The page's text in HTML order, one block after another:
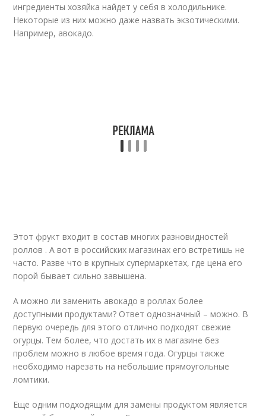
ингредиенты хозяйка найдет у себя в холодильнике.
Некоторые из них можно даже назвать экзотическими.
Например, авокадо.
Этот фрукт входит в состав многих разновидностей
роллов . А вот в российских магазинах его встретишь не
часто. Разве что в крупных супермаркетах, где цена его
порой бывает сильно завышена.
А можно ли заменить авокадо в роллах более
доступными продуктами? Ответ однозначный – можно. В
первую очередь для этого отлично подходят свежие
огурцы. Тем более, что достать их в магазине без
проблем можно в любое время года. Огурцы также
необходимо нарезать на небольшие прямоугольные
ломтики.
Еще одним подходящим для замены продуктом является